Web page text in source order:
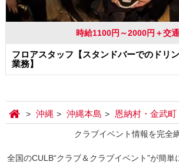
時給1100円～2000円＋交
フロアスタッフ【スタンドバーでのドリ
業務】
沖縄 沖縄本島 恩納村・金武
クラブイベント情報を完全
全国のCULB“クラブ＆クラブイベント”が簡単